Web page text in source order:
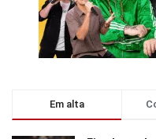
Em alta